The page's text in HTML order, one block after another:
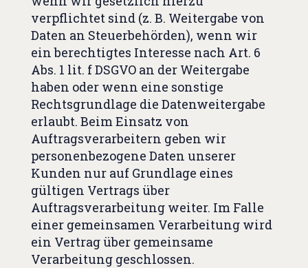
verpflichtet sind (z. B. Weitergabe von
Daten an Steuerbehörden), wenn wir
ein berechtigtes Interesse nach Art. 6
Abs. 1 lit. f DSGVO an der Weitergabe
haben oder wenn eine sonstige
Rechtsgrundlage die Datenweitergabe
erlaubt. Beim Einsatz von
Auftragsverarbeitern geben wir
personenbezogene Daten unserer
Kunden nur auf Grundlage eines
gültigen Vertrags über
Auftragsverarbeitung weiter. Im Falle
einer gemeinsamen Verarbeitung wird
ein Vertrag über gemeinsame
Verarbeitung geschlossen.